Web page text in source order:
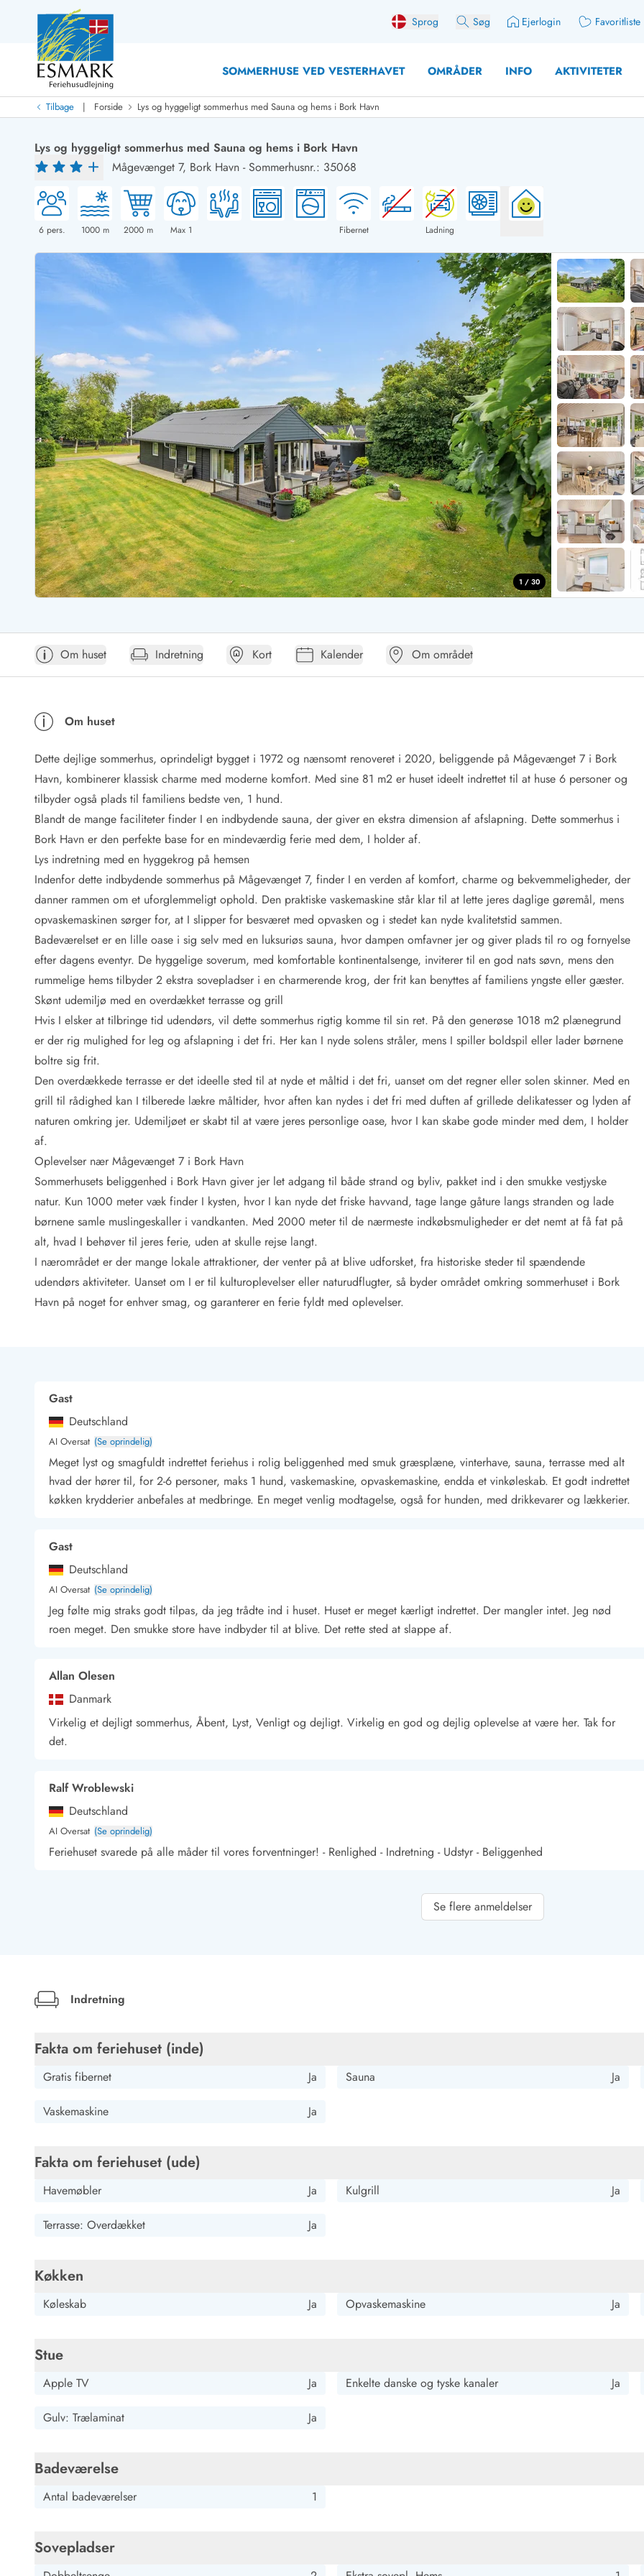
Sprog Søg Ejerlogin Favoritliste
SOMMERHUSE VED VESTERHAVET OMRÅDER INFO AKTIVITETER
Last Minute
Last minute
Nyheder
Nyheder hos Esmark Med swimmingpoolSommerhuse med hund
Nyrenoverede sommerhuse
Sommerhuse med slutrengøring inklusive
Sommerhuse tæt ved vandet
Nybyggede sommerhuse
Sommerhuse med sauna
Røgfrie/ikke-ryger sommerhuse
Sommerhuse med udsigt
Sommerhuse med lørdagsskift
Sommerhuse med søndagsskift
Sommerhuse med plads til fangsten
Sommerhuse med aktivitetsrum
Feriehuse med brændeovn
Sommerhuse for 6 Personer
Sommerhuse for 8 Personer
Sommerhuse for 10
Sommerhuse for 12
Sommerhuse i
Sommerhuse i
Sommerhuse i
Sommerhuse i
Sommerhuse i juleferien
Sommerhuse til nytår
Sommerhuse i Bjerregård Sommerhuse i BlåvandSommerhuse i Hvide Sande Sommerhuse i Søndervig
Sommerhuse i Årgab
Sommerhuse i Arrild
Sommerhuse i Bjerregård
Sommerhuse i Blåvand
Sommerhuse i Bork Havn
Sommerhuse i Fjand
Sommerhuse på Fanø
Sommerhuse i Grærup Strand
Sommerhuse i Haurvig
Sommerhuse i Henne Strand
Sommerhuse i Ho
Sommerhuse i Houstrup
Sommerhuse i Houvig
Sommerhus på Holmsland Klit
Sommerhuse på Holmsland
Sommerhuse i Hvide Sande
Sommerhuse i Jegum
Sommerhuse i Klegod
Sommerhuse i Lodbjerg
Sommerhuse i Nr.
Sommerhuse på Rømø
Sommerhuse i Søndervig
Sommerhuse i
Sommerhuse i
Sommerhuse i Vedersø
Sommerhuse i Vejers
Sommerhuse i Vester
Esmark RejsecurityEsmark KidsVIPEsmark VIP partnerfordeleFordele hos os
Sommerhus ABC
Forbrugsafregning (Strøm, vand...)
Lån og lej
Rengøring
Gavekort
Book tidligt
Lejebetingelser
Vejret i Danmark
Sæsontider
Baderegler
Naturbeskyttelse
Webcam
Fotokonkurrence
Fordele hos os
Esmark Rejsecurity
Esmark KidsVIP
Esmark VIP: Fordele og rabataftaler
Prisgaranti
Ingen depositum
Gæsteanmeldelser
Gratis WiFi i ferieområdet
We love people!
Fritidsaktiviteter
Esmark VIP partnerfordele
Esmark KidsVIP
LEGOLAND® rabat
Ferie med børn
Ferie med hund
Ferie ved stranden
Naturoplevelser
Rav - find det selv langs Vesterhavet
Indendørs legelande
Minigolf i Vestjylland
Svømmehaller og badelande
Golfferie i sommerhus
Rideskoler/Ponyridning
Vandski for hele familien
Sejlads langs Vestkysten
Kulturaktiviteter
Historiske museer
Kunstmuseer
Kunsthåndværk og gallerier
Kulinariske oplevelser
Hold jul i sommerhuset
Vikingetiden i Danmark
Kontakt, åbningstider og døgnvagt
Feriehusudlejning siden 1965
Bæredygtighed
Gæsterne siger
Nyhedsbrev
Tilbage | Forside Lys og hyggeligt sommerhus med Sauna og hems i Bork Havn
Lys og hyggeligt sommerhus med Sauna og hems i Bork Havn
Mågevænget 7, Bork Havn -Sommerhusnr.: 35068
6pers. 1000m 2000m Max 1 Fibernet Ladning
1 / 30
Om huset Indretning Kort Kalender Om området
Om huset
Dette dejlige sommerhus, oprindeligt bygget i 1972 og nænsomt renoveret i 2020, beliggende på Mågevænget 7 i Bork
Havn, kombinerer klassisk charme med moderne komfort. Med sine 81 m2 er huset ideelt indrettet til at huse 6 personer og
tilbyder også plads til familiens bedste ven, 1 hund.
Blandt de mange faciliteter finder I en indbydende sauna, der giver en ekstra dimension af afslapning. Dette sommerhus i
Bork Havn er den perfekte base for en mindeværdig ferie med dem, I holder af.
Lys indretning med en hyggekrog på hemsen
Indenfor dette indbydende sommerhus på Mågevænget 7, finder I en verden af komfort, charme og bekvemmeligheder, der
danner rammen om et uforglemmeligt ophold. Den praktiske vaskemaskine står klar til at lette jeres daglige gøremål, mens
opvaskemaskinen sørger for, at I slipper for besværet med opvasken og i stedet kan nyde kvalitetstid sammen.
Badeværelset er en lille oase i sig selv med en luksuriøs sauna, hvor dampen omfavner jer og giver plads til ro og fornyelse
efter dagens eventyr. De hyggelige soverum, med komfortable kontinentalsenge, inviterer til en god nats søvn, mens den
rummelige hems tilbyder 2 ekstra sovepladser i en charmerende krog, der frit kan benyttes af familiens yngste eller gæster.
Skønt udemiljø med en overdækket terrasse og grill
Hvis I elsker at tilbringe tid udendørs, vil dette sommerhus rigtig komme til sin ret. På den generøse 1018 m2 plænegrund
er der rig mulighed for leg og afslapning i det fri. Her kan I nyde solens stråler, mens I spiller boldspil eller lader børnene
boltre sig frit.
Den overdækkede terrasse er det ideelle sted til at nyde et måltid i det fri, uanset om det regner eller solen skinner. Med en
grill til rådighed kan I tilberede lækre måltider, hvor aften kan nydes i det fri med duften af grillede delikatesser og lyden af
naturen omkring jer. Udemiljøet er skabt til at være jeres personlige oase, hvor I kan skabe gode minder med dem, I holder
af.
Oplevelser nær Mågevænget 7 i Bork Havn
Sommerhusets beliggenhed i Bork Havn giver jer let adgang til både strand og byliv, pakket ind i den smukke vestjyske
natur. Kun 1000 meter væk finder I kysten, hvor I kan nyde det friske havvand, tage lange gåture langs stranden og lade
børnene samle muslingeskaller i vandkanten. Med 2000 meter til de nærmeste indkøbsmuligheder er det nemt at få fat på
alt, hvad I behøver til jeres ferie, uden at skulle rejse langt.
I nærområdet er der mange lokale attraktioner, der venter på at blive udforsket, fra historiske steder til spændende
udendørs aktiviteter. Uanset om I er til kulturoplevelser eller naturudflugter, så byder området omkring sommerhuset i Bork
Havn på noget for enhver smag, og garanterer en ferie fyldt med oplevelser.
Gast
Deutschland
AI Oversat (Se oprindelig)
Meget lyst og smagfuldt indrettet feriehus i rolig beliggenhed med smuk græsplæne, vinterhave, sauna, terrasse med alt
hvad der hører til, for 2-6 personer, maks 1 hund, vaskemaskine, opvaskemaskine, endda et vinkøleskab. Et godt indrettet
køkken krydderier anbefales at medbringe. En meget venlig modtagelse, også for hunden, med drikkevarer og lækkerier.
Gast
Deutschland
AI Oversat (Se oprindelig)
Jeg følte mig straks godt tilpas, da jeg trådte ind i huset. Huset er meget kærligt indrettet. Der mangler intet. Jeg nød
roen meget. Den smukke store have indbyder til at blive. Det rette sted at slappe af.
Allan Olesen
Danmark
Virkelig et dejligt sommerhus, Åbent, Lyst, Venligt og dejligt. Virkelig en god og dejlig oplevelse at være her. Tak for
det.
Ralf Wroblewski
Deutschland
AI Oversat (Se oprindelig)
Feriehuset svarede på alle måder til vores forventninger! - Renlighed - Indretning - Udstyr - Beliggenhed
Se flere anmeldelser
Indretning
Fakta om feriehuset (inde)
Gratis fibernet Ja Sauna Ja
Vaskemaskine Ja
Fakta om feriehuset (ude)
Havemøbler Ja Kulgrill Ja
Terrasse: Overdækket Ja
Køkken
Køleskab Ja Opvaskemaskine Ja
Stue
Apple TV Ja Enkelte danske og tyske kanaler Ja
Gulv: Trælaminat Ja
Badeværelse
Antal badeværelser 1
Sovepladser